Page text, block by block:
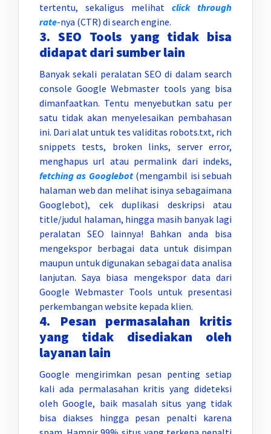
tertentu, sekaligus melihat click through
rate-nya (CTR) di search engine.
3. SEO Tools yang tidak bisa
didapat dari sumber lain
Banyak sekali peralatan SEO di dalam search
console Google Webmaster tools yang bisa
dimanfaatkan. Tentu menyebutkan satu per
satu tidak akan menyelesaikan pembahasan
ini. Dari alat untuk tes validitas robots.txt, rich
snippets tests, broken links, server error,
menghapus url atau permalink dari indeks,
fetching as Googlebot(mengambil isi sebuah
halaman web dan melihat isinya sebagaimana
Googlebot), cek duplikasi deskripsi atau
title/judul halaman, hingga masih banyak lagi
peralatan SEO lainnya! Bahkan anda bisa
mengekspor berbagai data untuk disimpan
maupun untuk digunakan sebagai data analisa
lanjutan. Saya biasa mengekspor data dari
Google Webmaster Tools untuk presentasi
perkembangan website kepada klien.
4. Pesan permasalahan kritis
yang tidak disediakan oleh
layanan lain
Google mengirimkan pesan penting setiap
kali ada permalasahan kritis yang dideteksi
oleh Google, baik masalah situs yang tidak
bisa diakses hingga pesan penalti karena